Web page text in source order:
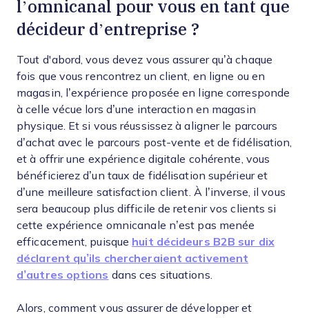
l’omnicanal pour vous en tant que
décideur d’entreprise ?
Tout d'abord, vous devez vous assurer qu’à chaque
fois que vous rencontrez un client, en ligne ou en
magasin, l’expérience proposée en ligne corresponde
à celle vécue lors d’une interaction en magasin
physique. Et si vous réussissez à aligner le parcours
d’achat avec le parcours post-vente et de fidélisation,
et à offrir une expérience digitale cohérente, vous
bénéficierez d’un taux de fidélisation supérieur et
d’une meilleure satisfaction client. À l’inverse, il vous
sera beaucoup plus difficile de retenir vos clients si
cette expérience omnicanale n’est pas menée
efficacement, puisque huit décideurs B2B sur dix
déclarent qu’ils chercheraient activement
d’autres options dans ces situations.
Alors, comment vous assurer de développer et